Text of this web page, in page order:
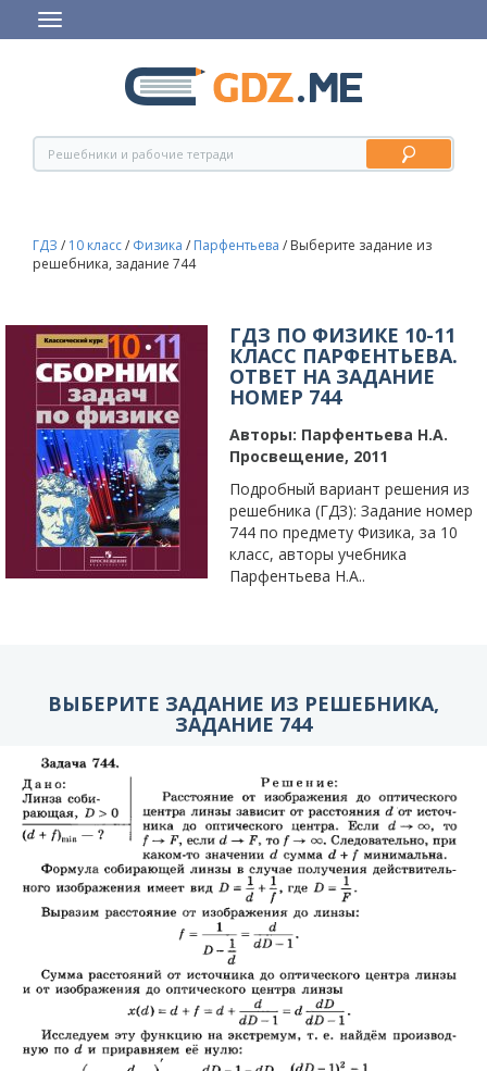
ГДЗ / 10 класс/ Физика / Парфентьева / Выберите задание из
решебника, задание 744
ГДЗ ПО ФИЗИКЕ 10-11
КЛАСС ПАРФЕНТЬЕВА.
ОТВЕТ НА ЗАДАНИЕ
НОМЕР 744
Авторы: Парфентьева Н.А.
Просвещение, 2011
Подробный вариант решения из
решебника (ГДЗ): Задание номер
744 по предмету Физика, за 10
класс, авторы учебника
Парфентьева Н.А..
ВЫБЕРИТЕ ЗАДАНИЕ ИЗ РЕШЕБНИКА,
ЗАДАНИЕ 744